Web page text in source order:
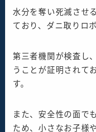
水分を奪い死滅させ
ており、ダニ取りロ
第三者機関が検査し、
うことが証明されて
す。
また、安全性の面で
ため、小さなお子様